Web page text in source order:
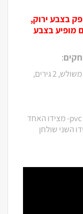
בצבע ירוק,
מופיע בצבע
:
2 מוטות ביליארד, ערכת כדורים, משולש, 2 גירים,
לוח נפרד המתחבר לשולחן עשוי pvc- מצידו האחד
השני שולחן